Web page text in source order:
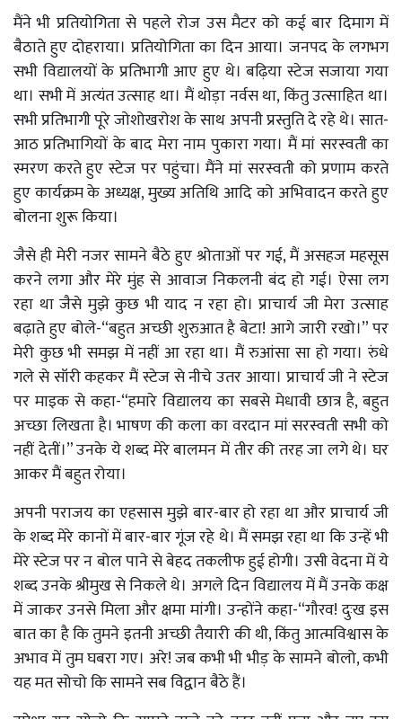
मैंने भी प्रतियोगिता से पहले रोज उस मैटर को कई बार दिमाग में
बैठाते हुए दोहराया। प्रतियोगिता का दिन आया। जनपद के लगभग
सभी विद्यालयों के प्रतिभागी आए हुए थे। बढ़िया स्टेज सजाया गया
था। सभी में अत्यंत उत्साह था। मैं थोड़ा नर्वस था, किंतु उत्साहित था।
सभी प्रतिभागी पूरे जोशोखरोश के साथ अपनी प्रस्तुति दे रहे थे। सात-
आठ प्रतिभागियों के बाद मेरा नाम पुकारा गया। मैं मां सरस्वती का
स्मरण करते हुए स्टेज पर पहुंचा। मैंने मां सरस्वती को प्रणाम करते
हुए कार्यक्रम के अध्यक्ष, मुख्य अतिथि आदि को अभिवादन करते हुए
बोलना शुरू किया।
जैसे ही मेरी नजर सामने बैठे हुए श्रोताओं पर गई, मैं असहज महसूस
करने लगा और मेरे मुंह से आवाज निकलनी बंद हो गई। ऐसा लग
रहा था जैसे मुझे कुछ भी याद न रहा हो। प्राचार्य जी मेरा उत्साह
बढ़ाते हुए बोले-“बहुत अच्छी शुरुआत है बेटा! आगे जारी रखो।” पर
मेरी कुछ भी समझ में नहीं आ रहा था। मैं रुआंसा सा हो गया। रुंधे
गले से सॉरी कहकर मैं स्टेज से नीचे उतर आया। प्राचार्य जी ने स्टेज
पर माइक से कहा-“हमारे विद्यालय का सबसे मेधावी छात्र है, बहुत
अच्छा लिखता है। भाषण की कला का वरदान मां सरस्वती सभी को
नहीं देतीं।” उनके ये शब्द मेरे बालमन में तीर की तरह जा लगे थे। घर
आकर मैं बहुत रोया।
अपनी पराजय का एहसास मुझे बार-बार हो रहा था और प्राचार्य जी
के शब्द मेरे कानों में बार-बार गूंज रहे थे। मैं समझ रहा था कि उन्हें भी
मेरे स्टेज पर न बोल पाने से बेहद तकलीफ हुई होगी। उसी वेदना में ये
शब्द उनके श्रीमुख से निकले थे। अगले दिन विद्यालय में मैं उनके कक्ष
में जाकर उनसे मिला और क्षमा मांगी। उन्होंने कहा-“गौरव! दुःख इस
बात का है कि तुमने इतनी अच्छी तैयारी की थी, किंतु आत्मविश्वास के
अभाव में तुम घबरा गए। अरे! जब कभी भी भीड़ के सामने बोलो, कभी
यह मत सोचो कि सामने सब विद्वान बैठे हैं।